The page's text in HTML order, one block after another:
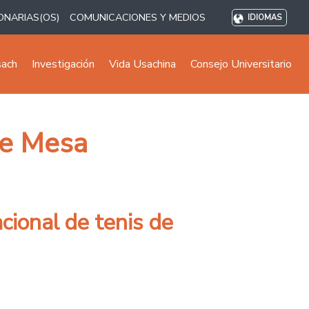
COMUNICACIONES Y MEDIOS IDIOMAS
Investigación Vida Usachina Consejo Universitario
Mesa
de tenis de